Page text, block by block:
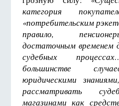
категория
«потребительским
правило,
достаточным временем
судебных
большинстве
юридическими
рассматривать
магазинами как